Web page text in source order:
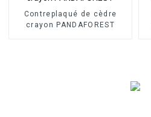
Contreplaqué de cèdre
crayon PANDAFOREST